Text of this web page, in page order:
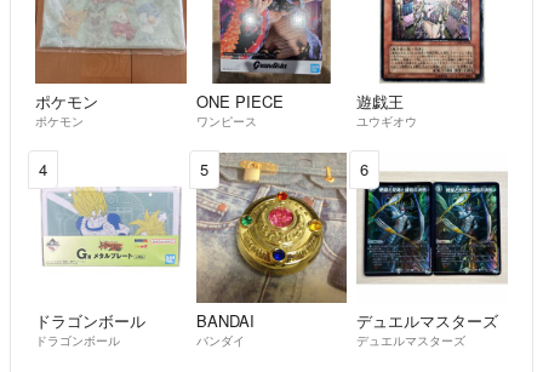
ポケモン
ポケモン
ONE PIECE
ワンピース
遊戯王
ユウギオウ
4
ドラゴンボール
ドラゴンボール
5
BANDAI
バンダイ
6
デュエルマスターズ
デュエルマスターズ